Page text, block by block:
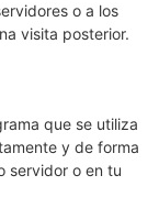
o a los
visita posterior.
que se utiliza
y de forma
servidor o en tu